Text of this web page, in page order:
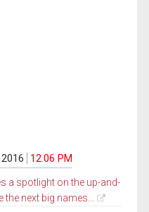
12.06 PM
a spotlight on the up-and-
next big names...